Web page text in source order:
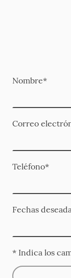
Nombre*
Correo
Teléfono*
Fechas
* Indica los